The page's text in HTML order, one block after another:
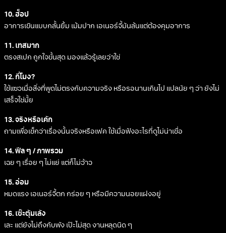
10. ฮ็อป
อาการเขินแบบกลั้นยิ้ม เม้มปาก เอเนอร์จี้มันล้นแต่ต้องคุมอาการ
11. เทสมาก
ตรงสเปก ถูกใจขั้นสุด มองแล้วรู้เลยว่าใช่
12. กี่โมง?
ใช้แซวเมื่อสิ่งที่พูดไม่ตรงกับความจริง หรือรอนานเกินไป แปลนัย ๆ ว่า ยังไม่
เสร็จใช่มั้ย
13. จริงหรือเค้ก
ถามเพื่อเช็กว่าเรื่องนั้นจริงหรือเฟค ใช้เมื่อฟังอะไรที่ดูไม่น่าเชื่อ
14. ฟีล ๆ / ภาพรวม
เฉย ๆ เรื่อย ๆ ไม่แย่ แต่ก็ไม่ว้าว
15. อ่อม
หมดแรง เอเนอร์จี้ตก กร่อย ๆ หรือมีความนอยแฝงอยู่
16. เซ๊ะตุ้มเล้ง
เละ แต่ยังไม่ถึงกับพัง เป๊ะไม่สุด งานหลุดนิด ๆ